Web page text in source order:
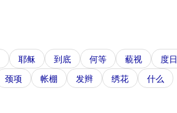
耶稣 到底 何等 藐视 度日
颈项 帐棚 发辫 绣花 什么